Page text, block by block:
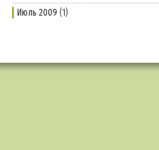
Июль 2009 (1)